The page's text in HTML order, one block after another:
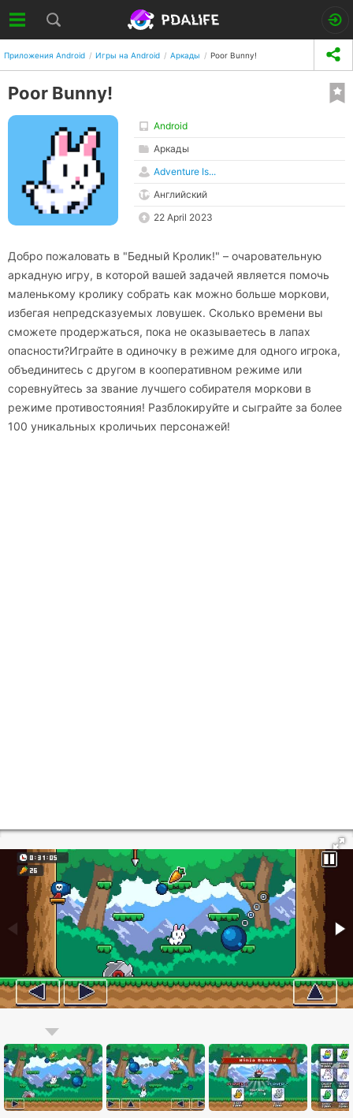
Приложения Android Игры на Android Аркады Poor Bunny!
Poor Bunny!
Android
Аркады
Adventure Is...
Английский
22 April 2023
Добро пожаловать в "Бедный Кролик!" – очаровательную
аркадную игру, в которой вашей задачей является помочь
маленькому кролику собрать как можно больше моркови,
избегая непредсказуемых ловушек. Сколько времени вы
сможете продержаться, пока не оказываетесь в лапах
опасности?Играйте в одиночку в режиме для одного игрока,
объединитесь с другом в кооперативном режиме или
соревнуйтесь за звание лучшего собирателя моркови в
режиме противостояния! Разблокируйте и сыграйте за более
100 уникальных кроличьих персонажей!